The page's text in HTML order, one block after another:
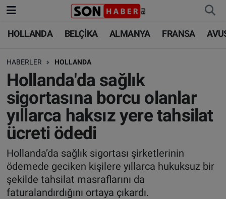
HOLLANDA BELÇİKA ALMANYA FRANSA
HABERLER HOLLANDA
Hollanda'da sağlık
sigortasına borcu olanlar
yıllarca haksız yere tahsilat
ücreti ödedi
Hollanda’da sağlık sigortası şirketlerinin
ödemede geciken kişilere yıllarca hukuksuz bir
şekilde tahsilat masraflarını da
faturalandırdığını ortaya çıkardı.
HOLLANDA
BELÇİKA
ALMANYA
FRANSA
AVUSTURYA
SAĞLIK - YAŞAM
BİLİM-TEKNOLOJİ
HOLLANDA
BELÇİKA
ALMANYA
TÜRKİYE
DÜNYA
BİLİM-TEKNOLOJİ
SAĞLIK
Nöbetçi Eczaneler
Hava Durumu
Trafik Durumu
Süper Lig Puan Durumu ve Fikstür
Tüm Manşetler
Son Dakika Haberleri
Haber Arşivi